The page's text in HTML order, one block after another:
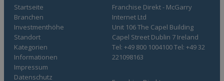
Startseite
Branchen
Investmenthöhe
Standort
Kategorien
Informationen
Impressum
Datenschutz
Franchise Direkt - McGarry
Internet Ltd
Unit 106 The Capel Building
Capel Street Dublin 7 Ireland
Tel: +49 800 1004100 Tel: +49 32
221098163